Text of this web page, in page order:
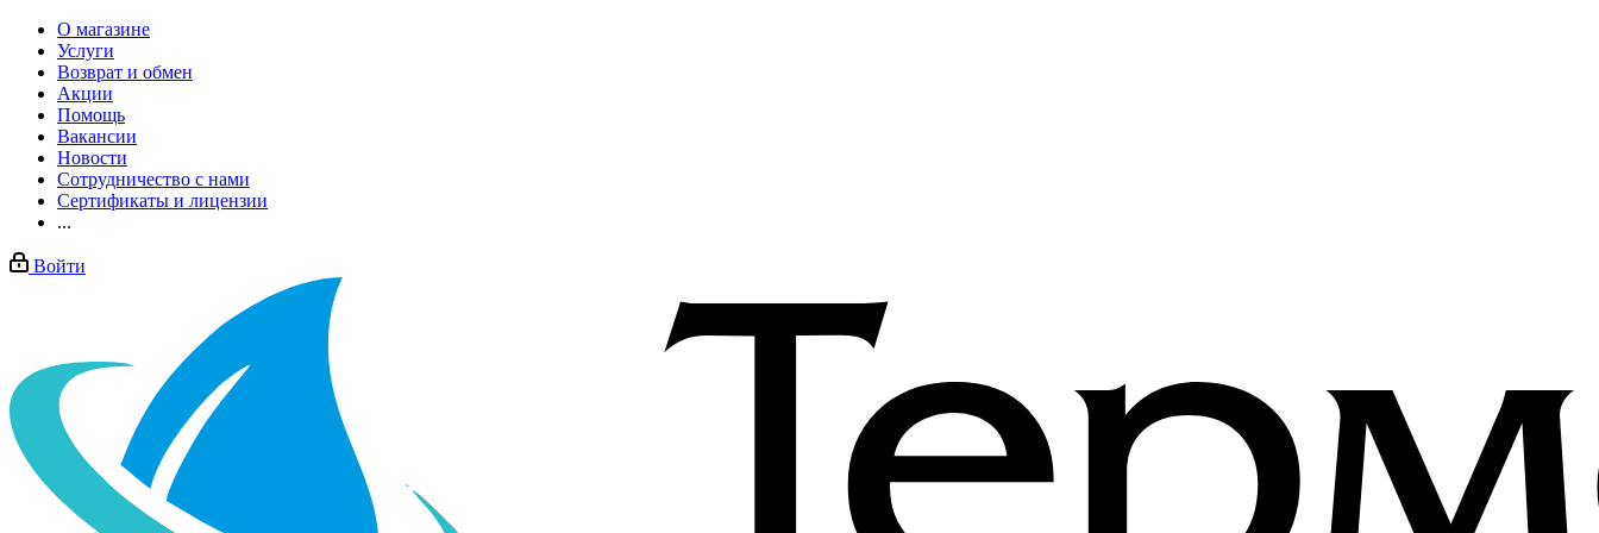
О магазине
Услуги
Возврат и обмен
Акции
Помощь
Вакансии
Новости
Сотрудничество с нами
Сертификаты и лицензии
...
Войти